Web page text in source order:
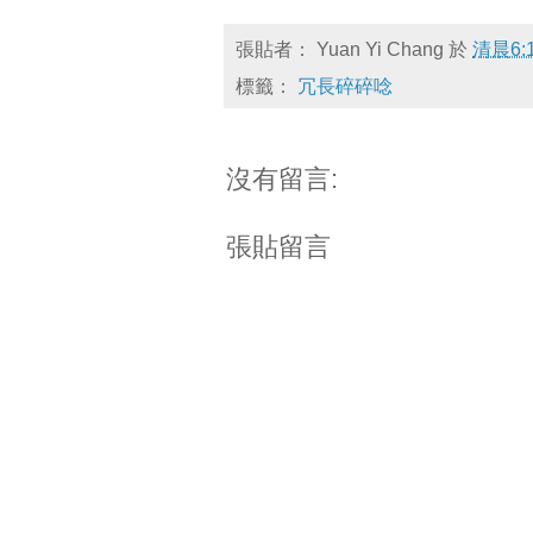
張貼者： Yuan Yi Chang 於 清晨
標籤： 冗長碎碎唸
沒有留言:
張貼留言